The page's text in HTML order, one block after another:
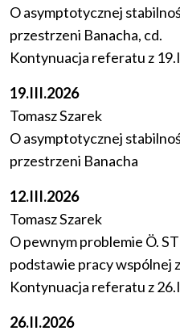
O asymptotycznej
przestrzeni Banacha, cd.
Kontynuacja referatu z
19.III.2026
Tomasz Szarek
O asymptotycznej
przestrzeni Banacha
12.III.2026
Tomasz Szarek
O pewnym problemie Ö.
podstawie pracy wspólnej
Kontynuacja referatu z
26.II.2026